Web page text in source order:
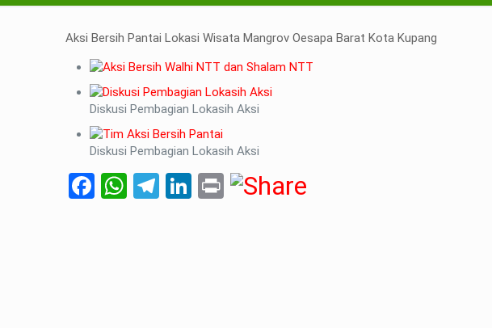
Aksi Bersih Pantai Lokasi Wisata Mangrov Oesapa Barat Kota Kupang
Diskusi Pembagian Lokasih Aksi
Diskusi Pembagian Lokasih Aksi
Facebook
WhatsApp
Telegram
LinkedIn
Print